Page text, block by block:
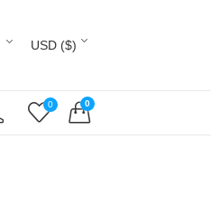
USD ($)
0 0